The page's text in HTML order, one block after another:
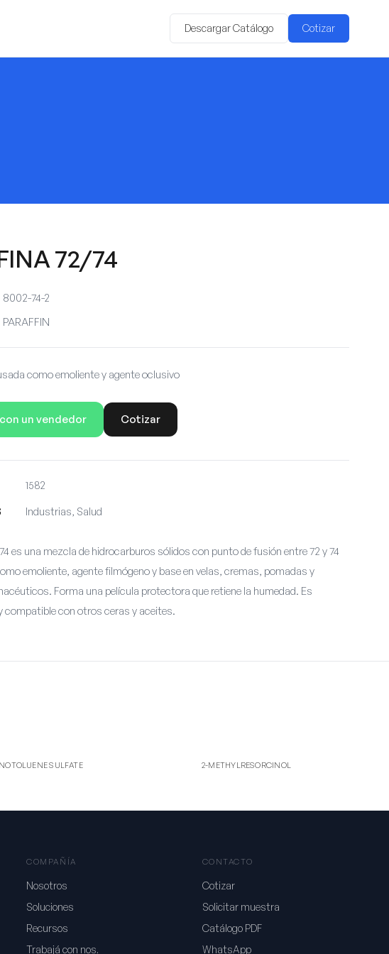
Descargar Catálogo Cotizar
72/74
8002-74-2
PARAFFIN
como emoliente y agente oclusivo
un vendedor Cotizar
1582
Industrias, Salud
es una mezcla de hidrocarburos sólidos con punto de fusión entre 72 y 74
emoliente, agente filmógeno y base en velas, cremas, pomadas y
Forma una película protectora que retiene la humedad. Es
compatible con otros ceras y aceites.
SULFATE 2-ME
2-METHYLRESORCINOL
COMPAÑÍA
Nosotros
Soluciones
Recursos
Trabajá con nos.
CONTACTO
Cotizar
Solicitar muestra
Catálogo PDF
WhatsApp